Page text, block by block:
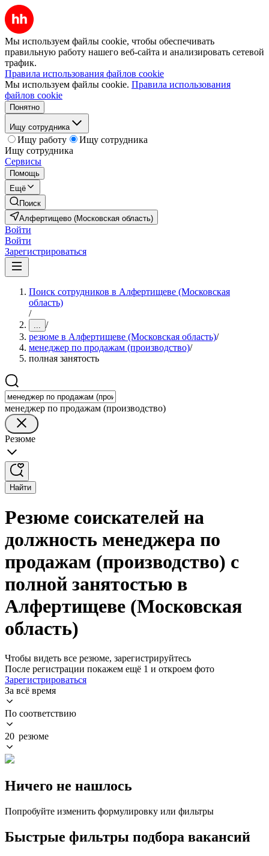
Мы используем файлы cookie, чтобы обеспечивать
правильную работу нашего веб-сайта и анализировать сетевой
трафик.
Правила использования файлов cookie
Мы используем файлы cookie. Правила использования
файлов cookie
Понятно
Ищу сотрудника
Ищу работу
Ищу сотрудника
Ищу сотрудника
Сервисы
Помощь
Ещё
Поиск
Алфертищево (Московская область)
Войти
Войти
Зарегистрироваться
Поиск сотрудников в Алфертищеве (Московская
область)
/
... /
резюме в Алфертищеве (Московская область)/
менеджер по продажам (производство)/
полная занятость
менеджер по продажам (производство)
Резюме
Найти
Резюме соискателей на
должность менеджера по
продажам (производство) с
полной занятостью в
Алфертищеве (Московская
область)
Чтобы видеть все резюме, зарегистрируйтесь
После регистрации покажем ещё 1 и откроем фото
Зарегистрироваться
За всё время
По соответствию
20 резюме
Ничего не нашлось
Попробуйте изменить формулировку или фильтры
Быстрые фильтры подбора вакансий